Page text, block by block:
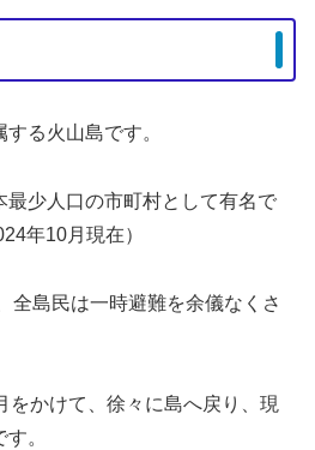
る火山島です。
最少人口の市町村として有名で
年10月現在）
全島民は一時避難を余儀なくさ
をかけて、徐々に島へ戻り、現
。